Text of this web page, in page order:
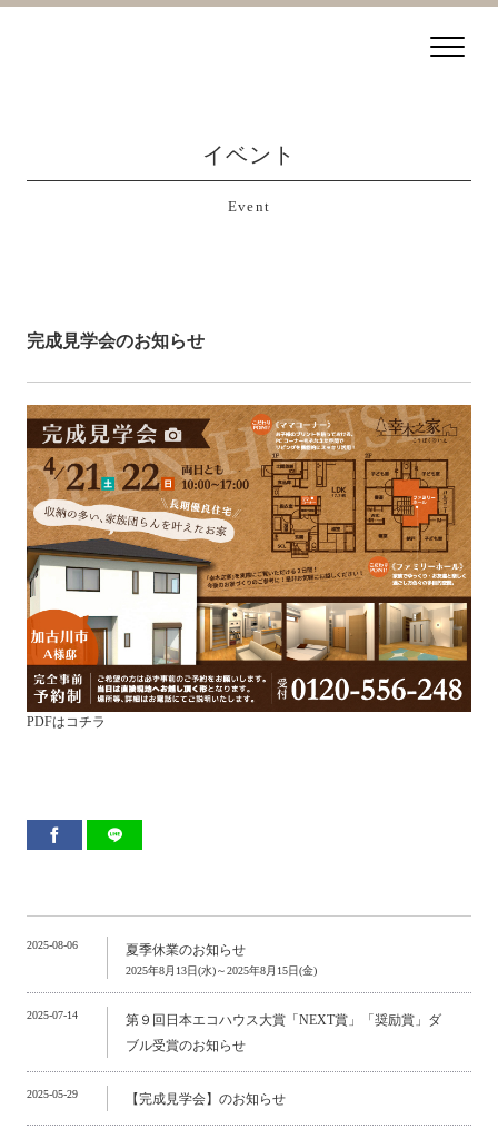
イベント
Event
完成見学会のお知らせ
PDFはコチラ
2025-08-06 夏季休業のお知らせ
2025年8月13日(水)～2025年8月15日(金)
2025-07-14
第９回日本エコハウス大賞「NEXT賞」「奨励賞」ダ
ブル受賞のお知らせ
2025-05-29 【完成見学会】のお知らせ